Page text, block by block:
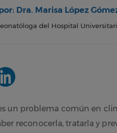
Dra. Marisa López
del Hospital
un problema común en
reconocerla, tratarla y